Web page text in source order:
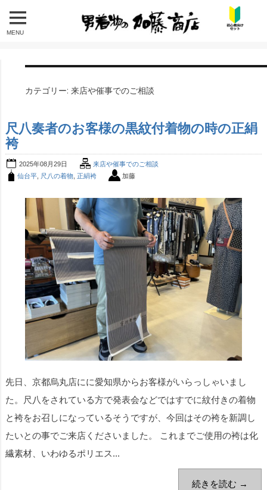
MENU
カテゴリー:来店や催事でのご相談
尺八奏者のお客様の黒紋付着物の時の正絹
袴
2025年08月29日
来店や催事でのご相談
仙台平, 尺八の着物, 正絹袴 加藤
先日、京都烏丸店にに愛知県からお客様がいらっしゃいまし
た。尺八をされている方で発表会などではすでに紋付きの着物
と袴をお召しになっているそうですが、今回はその袴を新調し
たいとの事でご来店くださいました。 これまでご使用の袴は化
繊素材、いわゆるポリエス...
続きを読む →